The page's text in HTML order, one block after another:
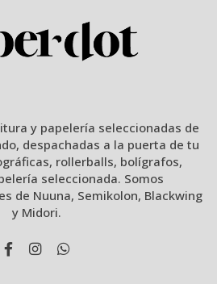
y papelería seleccionadas de
despachadas a la puerta de tu
rollerballs, bolígrafos,
seleccionada. Somos
de Nuuna, Semikolon, Blackwing
y Midori.